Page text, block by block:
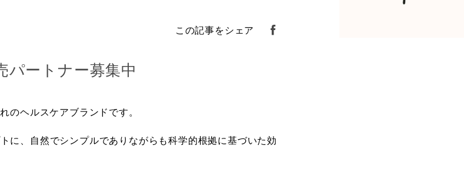
この記事をシェア
パートナー募集中
のヘルスケアブランドです。
に、自然でシンプルでありながらも科学的根拠に基づいた効